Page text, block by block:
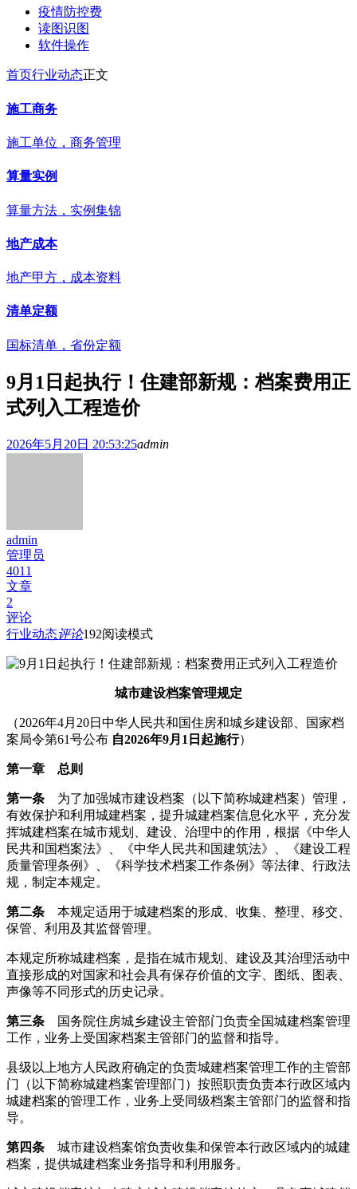
疫情防控费
读图识图
软件操作
首页行业动态正文
施工商务
施工单位，商务管理
算量实例
算量方法，实例集锦
地产成本
地产甲方，成本资料
清单定额
国标清单，省份定额
9月1日起执行！住建部新规：档案费用正
式列入工程造价
2026年5月20日 20:53:25admin
admin
管理员
4011
文章
2
评论
行业动态评论192阅读模式
城市建设档案管理规定
（2026年4月20日中华人民共和国住房和城乡建设部、国家档
案局令第61号公布 自2026年9月1日起施行）
第一章 总则
第一条 为了加强城市建设档案（以下简称城建档案）管理，
有效保护和利用城建档案，提升城建档案信息化水平，充分发
挥城建档案在城市规划、建设、治理中的作用，根据《中华人
民共和国档案法》、《中华人民共和国建筑法》、《建设工程
质量管理条例》、《科学技术档案工作条例》等法律、行政法
规，制定本规定。
第二条 本规定适用于城建档案的形成、收集、整理、移交、
保管、利用及其监督管理。
本规定所称城建档案，是指在城市规划、建设及其治理活动中
直接形成的对国家和社会具有保存价值的文字、图纸、图表、
声像等不同形式的历史记录。
第三条 国务院住房城乡建设主管部门负责全国城建档案管理
工作，业务上受国家档案主管部门的监督和指导。
县级以上地方人民政府确定的负责城建档案管理工作的主管部
门（以下简称城建档案管理部门）按照职责负责本行政区域内
城建档案的管理工作，业务上受同级档案主管部门的监督和指
导。
第四条 城市建设档案馆负责收集和保管本行政区域内的城建
档案，提供城建档案业务指导和利用服务。